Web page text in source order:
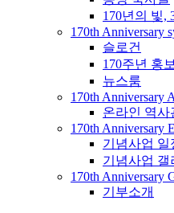
170년의 빛,
170th Anniversary
슬로건
170주년 홍
뉴스룸
170th Anniversary
온라인 역사
170th Anniversary
기념사업 일
기념사업 갤
170th Anniversary
기부소개